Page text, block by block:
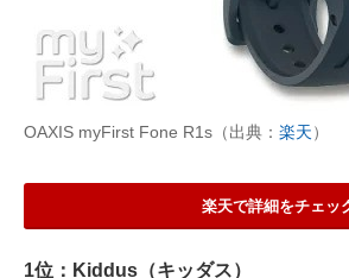
OAXIS myFirst Fone R1s（出典： 楽天）
楽天で詳細をチェッ
1位：Kiddus（キッダス）